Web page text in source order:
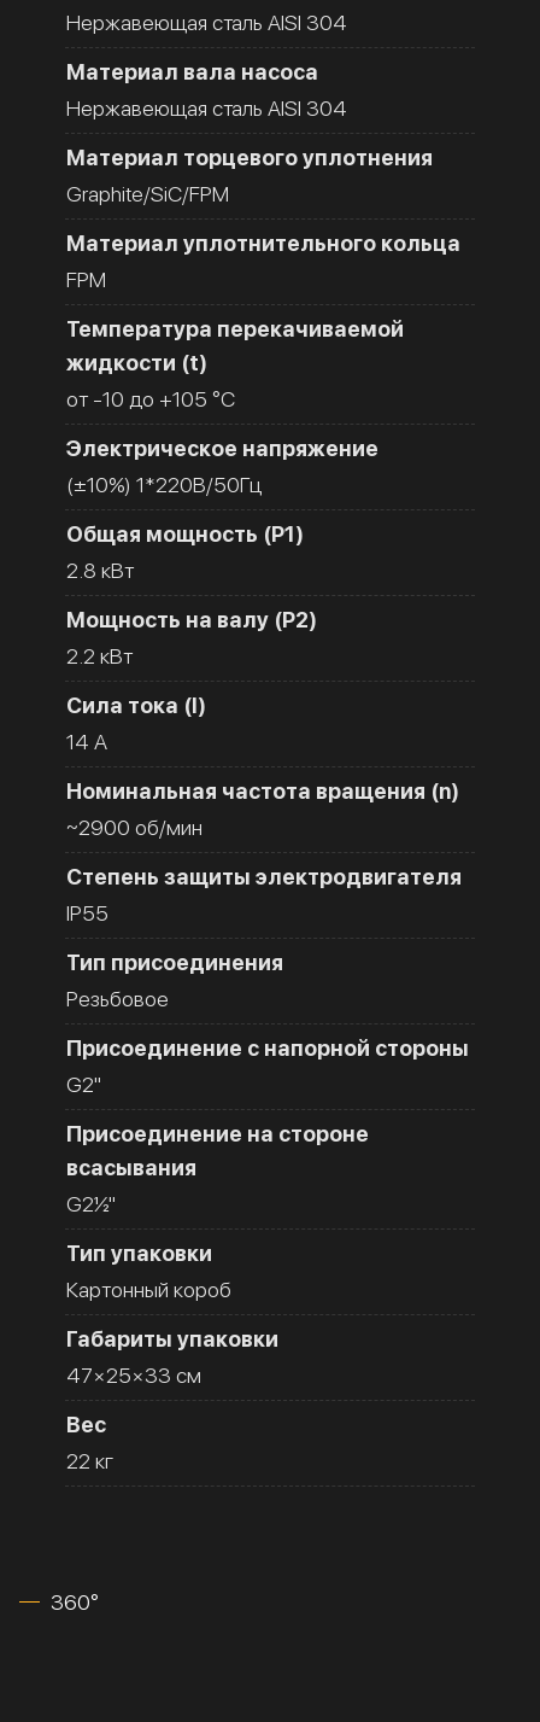
Нержавеющая сталь AISI 304
Материал вала насоса
Нержавеющая сталь AISI 304
Материал торцевого уплотнения
Graphite/SiC/FPM
Материал уплотнительного кольца
FPM
Температура перекачиваемой
жидкости (t)
от -10 до +105 °C
Электрическое напряжение
(±10%) 1*220В/50Гц
Общая мощность (Р1)
2.8 кВт
Мощность на валу (Р2)
2.2 кВт
Сила тока (I)
14 A
Номинальная частота вращения (n)
~2900 об/мин
Степень защиты электродвигателя
IP55
Тип присоединения
Резьбовое
Присоединение с напорной стороны
G2''
Присоединение на стороне
всасывания
G2½''
Тип упаковки
Картонный короб
Габариты упаковки
47×25×33 см
Вес
22 кг
360°